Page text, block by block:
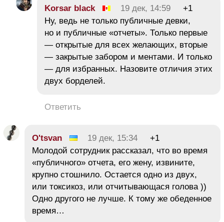
Korsar black 19 дек, 14:59
+1
Ну, ведь не только публичные девки,
но и публичные «отчеты». Только первые
— открытые для всех желающих, вторые
— закрытые забором и ментами. И только
— для избранных. Назовите отличия этих
двух борделей.
Ответить
O'tsvan 19 дек, 15:34
+1
Молодой сотрудник рассказал, что во время
«публичного» отчета, его жену, извините,
крупно стошнило. Остается одно из двух,
или токсикоз, или отчитывающася голова ))
Одно другого не лучше. К тому же обеденное
время…